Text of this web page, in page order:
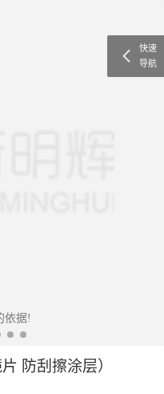
依据!
防刮擦涂层）
快速
导航